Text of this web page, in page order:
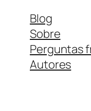
Blog
Sobre
Perguntas
Autores